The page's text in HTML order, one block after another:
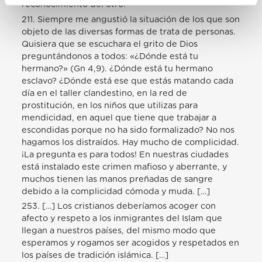
reconocimiento del otro!
211. Siempre me angustió la situación de los que son
objeto de las diversas formas de trata de personas.
Quisiera que se escuchara el grito de Dios
preguntándonos a todos: «¿Dónde está tu
hermano?» (Gn 4,9). ¿Dónde está tu hermano
esclavo? ¿Dónde está ese que estás matando cada
día en el taller clandestino, en la red de
prostitución, en los niños que utilizas para
mendicidad, en aquel que tiene que trabajar a
escondidas porque no ha sido formalizado? No nos
hagamos los distraídos. Hay mucho de complicidad.
¡La pregunta es para todos! En nuestras ciudades
está instalado este crimen mafioso y aberrante, y
muchos tienen las manos preñadas de sangre
debido a la complicidad cómoda y muda. […]
253. […] Los cristianos deberíamos acoger con
afecto y respeto a los inmigrantes del Islam que
llegan a nuestros países, del mismo modo que
esperamos y rogamos ser acogidos y respetados en
los países de tradición islámica. […]